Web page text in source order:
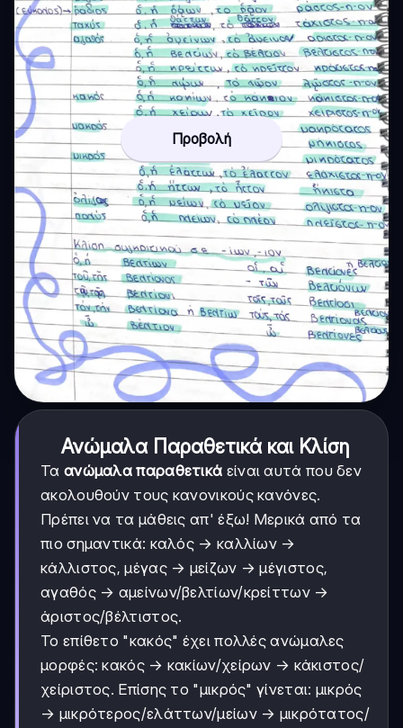
Προβολή
Ανώμαλα Παραθετικά και Κλίση
Τα ανώμαλα παραθετικά είναι αυτά που δεν
ακολουθούν τους κανονικούς κανόνες.
Πρέπει να τα μάθεις απ' έξω! Μερικά από τα
πιο σημαντικά: καλός → καλλίων →
κάλλιστος, μέγας → μείζων → μέγιστος,
αγαθός → αμείνων/βελτίων/κρείττων →
άριστος/βέλτιστος.
Το επίθετο "κακός" έχει πολλές ανώμαλες
μορφές: κακός → κακίων/χείρων → κάκιστος/
χείριστος. Επίσης το "μικρός" γίνεται: μικρός
→ μικρότερος/ελάττων/μείων → μικρότατος/